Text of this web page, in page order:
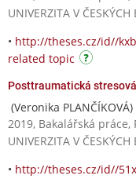
UNIVERZITA V ČESKÝCH
• http://theses.cz/id//
related topic
Posttraumatická
(Veronika PLANČÍKOVÁ)
2019, Bakalářská práce,
UNIVERZITA V ČESKÝCH
• http://theses.cz/id//